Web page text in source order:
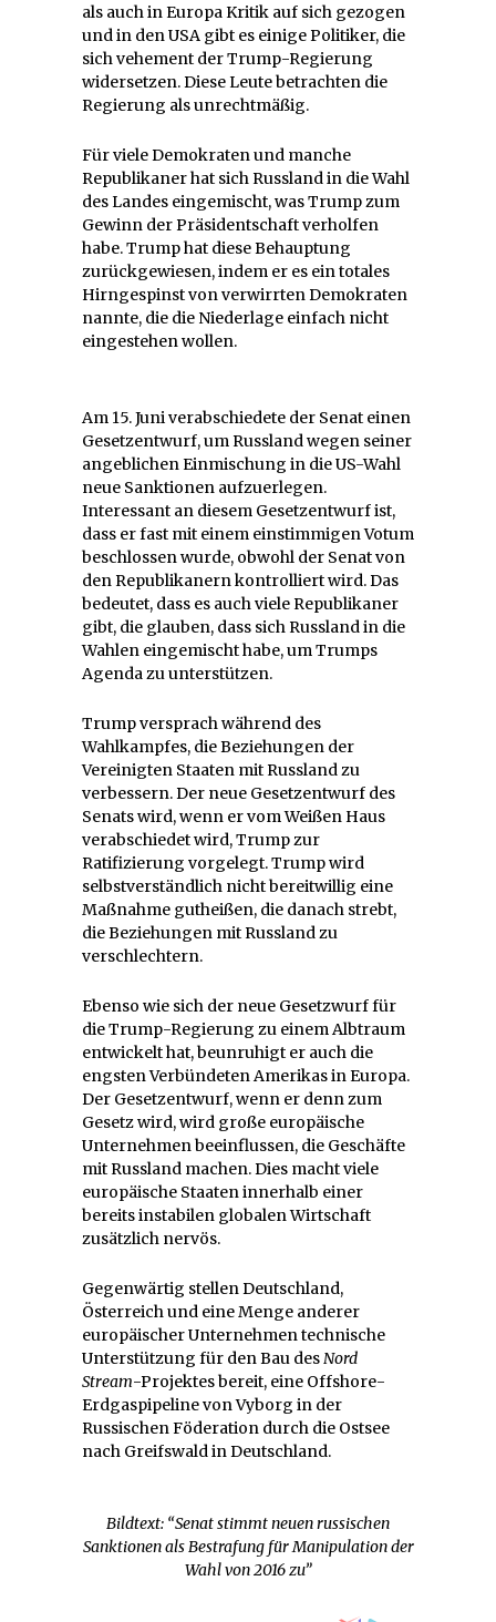
als auch in Europa Kritik auf sich gezogen
und in den USA gibt es einige Politiker, die
sich vehement der Trump-Regierung
widersetzen. Diese Leute betrachten die
Regierung als unrechtmäßig.
Für viele Demokraten und manche
Republikaner hat sich Russland in die Wahl
des Landes eingemischt, was Trump zum
Gewinn der Präsidentschaft verholfen
habe. Trump hat diese Behauptung
zurückgewiesen, indem er es ein totales
Hirngespinst von verwirrten Demokraten
nannte, die die Niederlage einfach nicht
eingestehen wollen.
Am 15. Juni verabschiedete der Senat einen
Gesetzentwurf, um Russland wegen seiner
angeblichen Einmischung in die US-Wahl
neue Sanktionen aufzuerlegen.
Interessant an diesem Gesetzentwurf ist,
dass er fast mit einem einstimmigen Votum
beschlossen wurde, obwohl der Senat von
den Republikanern kontrolliert wird. Das
bedeutet, dass es auch viele Republikaner
gibt, die glauben, dass sich Russland in die
Wahlen eingemischt habe, um Trumps
Agenda zu unterstützen.
Trump versprach während des
Wahlkampfes, die Beziehungen der
Vereinigten Staaten mit Russland zu
verbessern. Der neue Gesetzentwurf des
Senats wird, wenn er vom Weißen Haus
verabschiedet wird, Trump zur
Ratifizierung vorgelegt. Trump wird
selbstverständlich nicht bereitwillig eine
Maßnahme gutheißen, die danach strebt,
die Beziehungen mit Russland zu
verschlechtern.
Ebenso wie sich der neue Gesetzwurf für
die Trump-Regierung zu einem Albtraum
entwickelt hat, beunruhigt er auch die
engsten Verbündeten Amerikas in Europa.
Der Gesetzentwurf, wenn er denn zum
Gesetz wird, wird große europäische
Unternehmen beeinflussen, die Geschäfte
mit Russland machen. Dies macht viele
europäische Staaten innerhalb einer
bereits instabilen globalen Wirtschaft
zusätzlich nervös.
Gegenwärtig stellen Deutschland,
Österreich und eine Menge anderer
europäischer Unternehmen technische
Unterstützung für den Bau desNord
Stream-Projektes bereit, eine Offshore-
Erdgaspipeline von Vyborg in der
Russischen Föderation durch die Ostsee
nach Greifswald in Deutschland.
Bildtext: “Senat stimmt neuen russischen
Sanktionen als Bestrafung für Manipulation der
Wahl von 2016 zu”